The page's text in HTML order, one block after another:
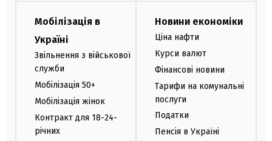
Мобілізація в
Україні
Звільнення з військової
служби
Мобілізація 50+
Мобілізація жінок
Контракт для 18-24-
річних
Новини економіки
Ціна нафти
Курси валют
Фінансові новини
Тарифи на комунальні
послуги
Податки
Пенсія в Україні